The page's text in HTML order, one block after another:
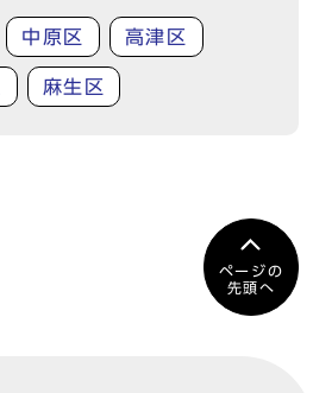
中原区 高津区
麻生区
ページの
先頭へ